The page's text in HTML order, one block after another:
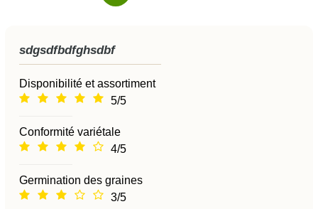
sdgsdfbdfghsdbf
Disponibilité et assortiment
5/5
Conformité variétale
4/5
Germination des graines
3/5